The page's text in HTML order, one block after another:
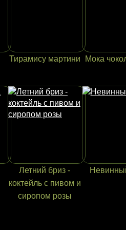
Тирамису мартини Мока
Летний бриз -
коктейль с пивом и
сиропом розы